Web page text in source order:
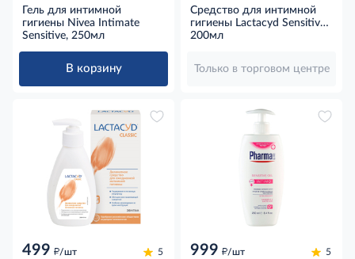
Гель для интимной
гигиены Nivea Intimate
Sensitive, 250мл
В корзину
Средство для интимной
гигиены Lactacyd Sensitive
для чувствительной кожи,
200мл
Только в торговом центре
499 д/шт 5 999 д/шт 5